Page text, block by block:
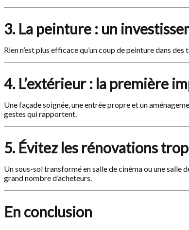
3. La peinture : un
Rien n’est plus efficace qu’un coup de peinture dans
4. L’extérieur : la première
Une façade soignée, une entrée propre et un
gestes qui rapportent.
5. Évitez les rénovations
Un sous-sol transformé en salle de cinéma ou une salle
grand nombre d’acheteurs.
En conclusion